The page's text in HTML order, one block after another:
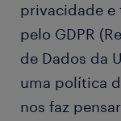
privacidade e
pelo GDPR
de Dados da
uma política
nos faz